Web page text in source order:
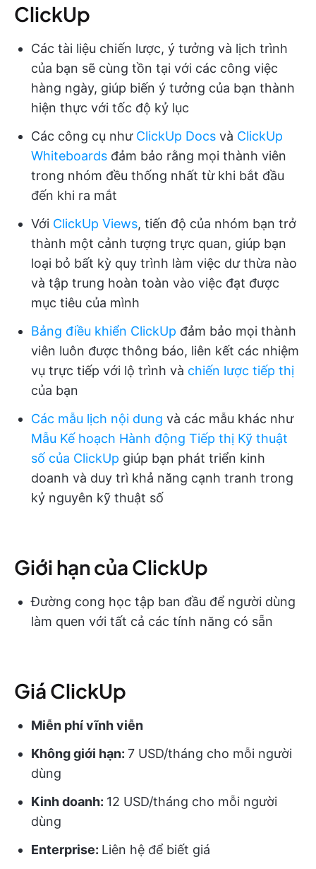
ClickUp
Các tài liệu chiến lược, ý tưởng và lịch trình
của bạn sẽ cùng tồn tại với các công việc
hàng ngày, giúp biến ý tưởng của bạn thành
hiện thực với tốc độ kỷ lục
Các công cụ như ClickUp Docs và ClickUp
Whiteboards đảm bảo rằng mọi thành viên
trong nhóm đều thống nhất từ khi bắt đầu
đến khi ra mắt
Với ClickUp Views, tiến độ của nhóm bạn trở
thành một cảnh tượng trực quan, giúp bạn
loại bỏ bất kỳ quy trình làm việc dư thừa nào
và tập trung hoàn toàn vào việc đạt được
mục tiêu của mình
Bảng điều khiển ClickUp đảm bảo mọi thành
viên luôn được thông báo, liên kết các nhiệm
vụ trực tiếp với lộ trình và chiến lược tiếp thị
của bạn
Các mẫu lịch nội dung và các mẫu khác như
Mẫu Kế hoạch Hành động Tiếp thị Kỹ thuật
số của ClickUp giúp bạn phát triển kinh
doanh và duy trì khả năng cạnh tranh trong
kỷ nguyên kỹ thuật số
Giới hạn của ClickUp
Đường cong học tập ban đầu để người dùng
làm quen với tất cả các tính năng có sẵn
Giá ClickUp
Miễn phí vĩnh viễn
Không giới hạn: 7 USD/tháng cho mỗi người
dùng
Kinh doanh: 12 USD/tháng cho mỗi người
dùng
Enterprise: Liên hệ để biết giá